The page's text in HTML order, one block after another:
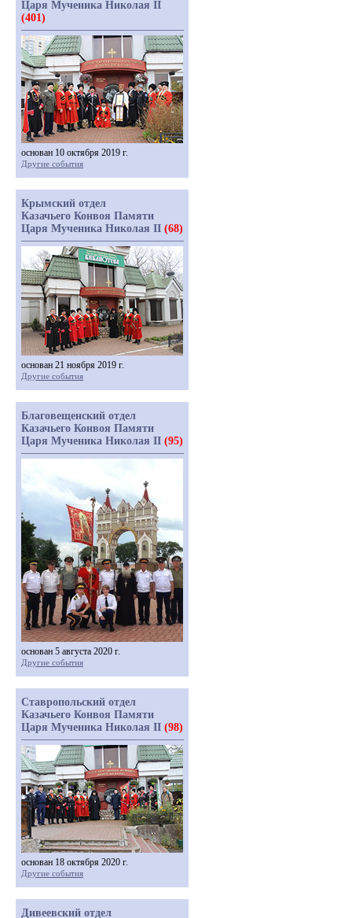
Царя Мученика Николая II
(401)
основан 10 октября 2019 г.
Другие события
Крымский отдел
Казачьего Конвоя Памяти
Царя Мученика Николая II (68)
основан 21 ноября 2019 г.
Другие события
Благовещенский отдел
Казачьего Конвоя Памяти
Царя Мученика Николая II (95)
основан 5 августа 2020 г.
Другие события
Ставропольский отдел
Казачьего Конвоя Памяти
Царя Мученика Николая II (98)
основан 18 октября 2020 г.
Другие события
Дивеевский отдел